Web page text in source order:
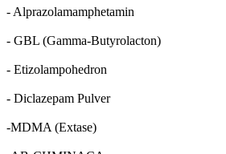
- Alprazolamamphetamin
- GBL (Gamma-Butyrolacton)
- Etizolampohedron
- Diclazepam Pulver
-MDMA (Extase)